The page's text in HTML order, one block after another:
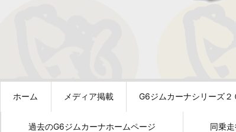
ホーム メディア掲載 G6ジムカーナシリーズ２
過去のG6ジムカーナホームページ 同乗